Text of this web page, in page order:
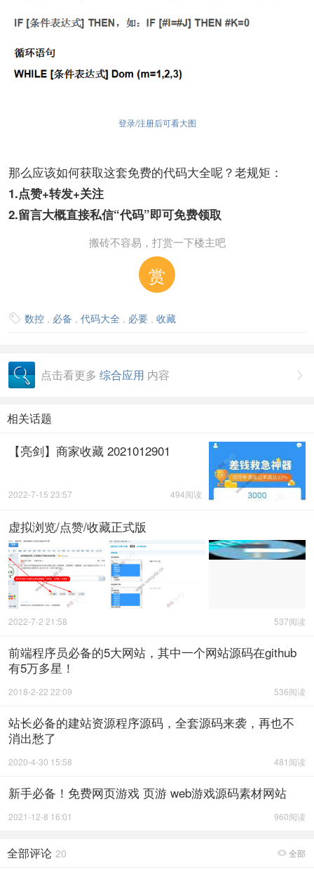
登录/注册后可看大图
那么应该如何获取这套免费的代码大全呢？老规矩：
1.点赞+转发+关注
2.留言大概直接私信“代码”即可免费领取
搬砖不容易，打赏一下楼主吧
赏
 数控 , 必备 , 代码大全 , 必要 , 收藏

点击看更多 综合应用 内容
相关话题
【亮剑】商家收藏 2021012901
494阅读
2022-7-15 23:57
虚拟浏览/点赞/收藏正式版
537阅读
2022-7-2 21:58
前端程序员必备的5大网站，其中一个网站源码在github
有5万多星！
536阅读
2018-2-22 22:09
站长必备的建站资源程序源码，全套源码来袭，再也不
消出愁了
481阅读
2020-4-30 15:58
新手必备！免费网页游戏 页游 web游戏源码素材网站
960阅读
2021-12-8 16:01
 全部
全部评论 20